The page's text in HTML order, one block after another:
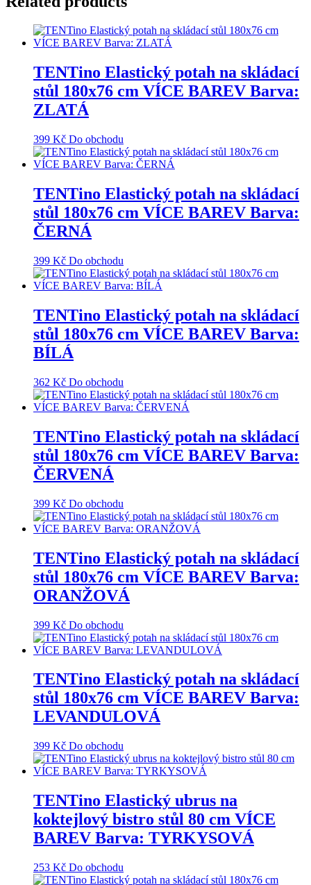
TENTino Elastický potah na skládací
stůl 180x76 cm VÍCE BAREV Barva:
ZLATÁ
399 Kč Do obchodu
TENTino Elastický potah na skládací
stůl 180x76 cm VÍCE BAREV Barva:
ČERNÁ
399 Kč Do obchodu
TENTino Elastický potah na skládací
stůl 180x76 cm VÍCE BAREV Barva:
BÍLÁ
362 Kč Do obchodu
TENTino Elastický potah na skládací
stůl 180x76 cm VÍCE BAREV Barva:
ČERVENÁ
399 Kč Do obchodu
TENTino Elastický potah na skládací
stůl 180x76 cm VÍCE BAREV Barva:
ORANŽOVÁ
399 Kč Do obchodu
TENTino Elastický potah na skládací
stůl 180x76 cm VÍCE BAREV Barva:
LEVANDULOVÁ
399 Kč Do obchodu
TENTino Elastický ubrus na
koktejlový bistro stůl 80 cm VÍCE
BAREV Barva: TYRKYSOVÁ
253 Kč Do obchodu